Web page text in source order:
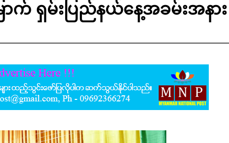
ာက် ရှမ်းပြည်နယ်နေ့အခမ်းအနား